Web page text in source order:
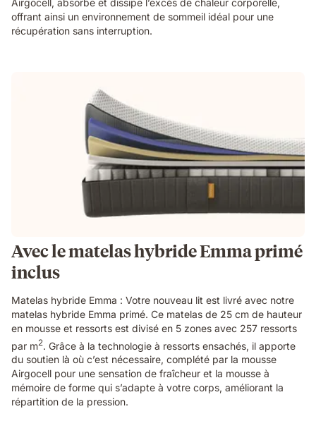
offrant ainsi un environnement de sommeil idéal pour une
récupération sans interruption.
Avec le matelas hybride Emma primé
inclus
Matelas hybride Emma : Votre nouveau lit est livré avec notre
matelas hybride Emma primé. Ce matelas de 25 cm de hauteur
en mousse et ressorts est divisé en 5 zones avec 257 ressorts
par m2
. Grâce à la technologie à ressorts ensachés, il apporte
du soutien là où c’est nécessaire, complété par la mousse
Airgocell pour une sensation de fraîcheur et la mousse à
mémoire de forme qui s’adapte à votre corps, améliorant la
répartition de la pression.